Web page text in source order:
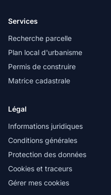
Services
Recherche parcelle
Plan local d'urbanisme
Permis de construire
Matrice cadastrale
Légal
Informations juridiques
Conditions générales
Protection des données
Cookies et traceurs
Gérer mes cookies